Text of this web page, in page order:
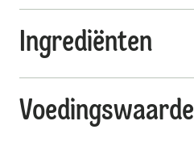
Ingrediënten
Voedingswaarde